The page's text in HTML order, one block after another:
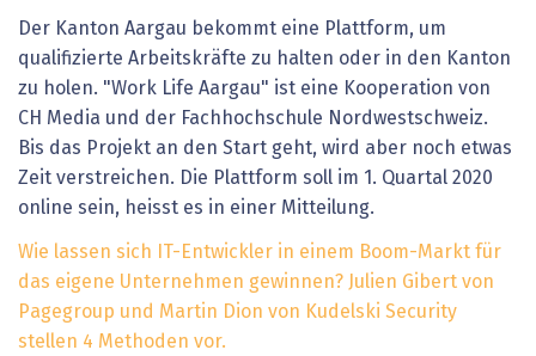
Der Kanton Aargau bekommt eine Plattform, um
qualifizierte Arbeitskräfte zu halten oder in den Kanton
zu holen. "Work Life Aargau" ist eine Kooperation von
CH Media und der Fachhochschule Nordwestschweiz.
Bis das Projekt an den Start geht, wird aber noch etwas
Zeit verstreichen. Die Plattform soll im 1. Quartal 2020
online sein, heisst es in einer Mitteilung.
Wie lassen sich IT-Entwickler in einem Boom-Markt für
das eigene Unternehmen gewinnen? Julien Gibert von
Pagegroup und Martin Dion von Kudelski Security
stellen 4 Methoden vor.